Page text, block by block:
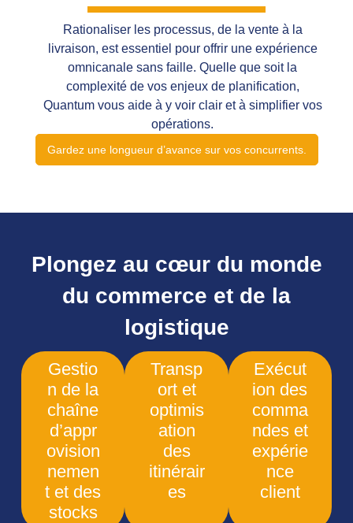
Rationaliser les processus, de la vente à la
livraison, est essentiel pour offrir une expérience
omnicanale sans faille. Quelle que soit la
complexité de vos enjeux de planification,
Quantum vous aide à y voir clair et à simplifier vos
opérations.
Gardez une longueur d’avance sur vos concurrents.
Plongez au cœur du monde
du commerce et de la
logistique
Gestio
n de la
chaîne
d’appr
ovision
nemen
t et des
stocks
Transp
ort et
optimis
ation
des
itinérair
es
Exécut
ion des
comma
ndes et
expérie
nce
client